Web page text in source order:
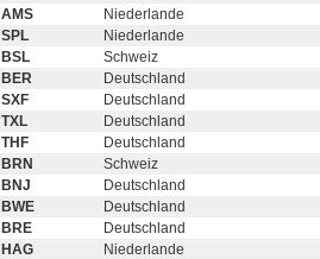
AMS
Niederlande
SPL
Niederlande
BSL
Schweiz
BER
Deutschland
SXF
Deutschland
TXL
Deutschland
THF
Deutschland
BRN
Schweiz
BNJ
Deutschland
BWE
Deutschland
BRE
Deutschland
HAG
Niederlande